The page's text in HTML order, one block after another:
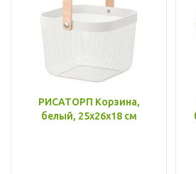
РИСАТОРП Корзина,
белый, 25x26x18 см